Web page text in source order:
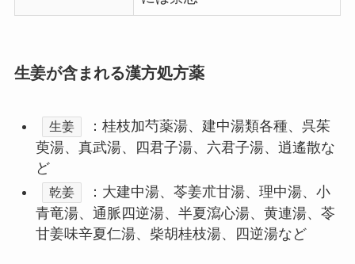
生姜が含まれる漢方処方薬
生姜
：桂枝加芍薬湯、建中湯類各種、呉茱
萸湯、真武湯、四君子湯、六君子湯、逍遙散な
ど
乾姜
：大建中湯、苓姜朮甘湯、理中湯、小
青竜湯、通脈四逆湯、半夏瀉心湯、黄連湯、苓
甘姜味辛夏仁湯、柴胡桂枝湯、四逆湯など